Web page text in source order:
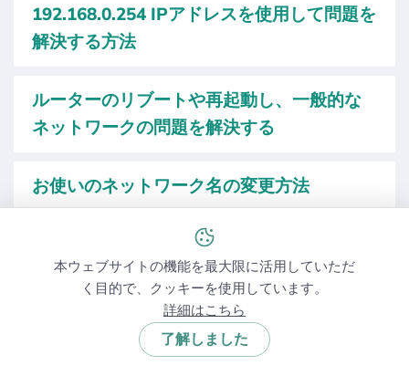
192.168.0.254 IPアドレスを使用して問題を
解決する方法
ルーターのリブートや再起動し、一般的な
ネットワークの問題を解決する
お使いのネットワーク名の変更方法
IPアドレスを隠すべき理由と、その方法と
は？
IPルックアップとその効果とは？
本ウェブサイトの機能を最大限に活用していただ
く目的で、クッキーを使用しています。
詳細はこちら
了解しました